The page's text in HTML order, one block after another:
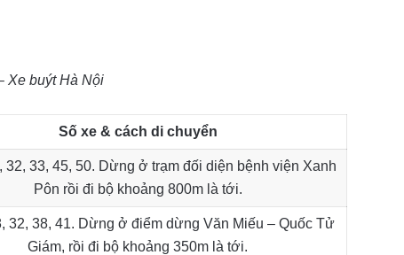
Xe buýt Hà Nội
Số xe & cách di chuyển
32, 33, 45, 50. Dừng ở trạm đối diện bệnh viện Xanh
Pôn rồi đi bộ khoảng 800m là tới.
32, 38, 41. Dừng ở điểm dừng Văn Miếu – Quốc Tử
Giám, rồi đi bộ khoảng 350m là tới.